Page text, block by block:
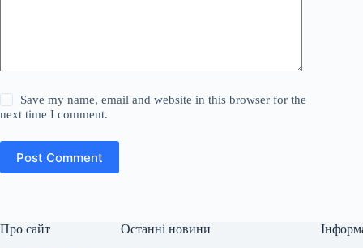
Save my name, email and website in this browser for the
next time I comment.
Post Comment
Про сайт Останні новини